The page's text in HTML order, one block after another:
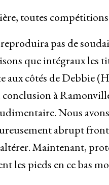
toutes
pas de
que intégraux les
aux côtés de Debbie
à
Nous
abrupt
Maintenant,
les pieds en ce bas